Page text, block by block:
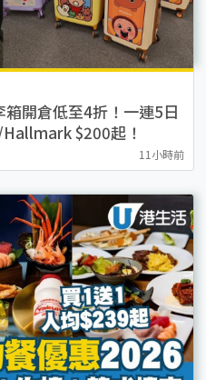
開倉低至4折！一連5日
$200起！
11小時前